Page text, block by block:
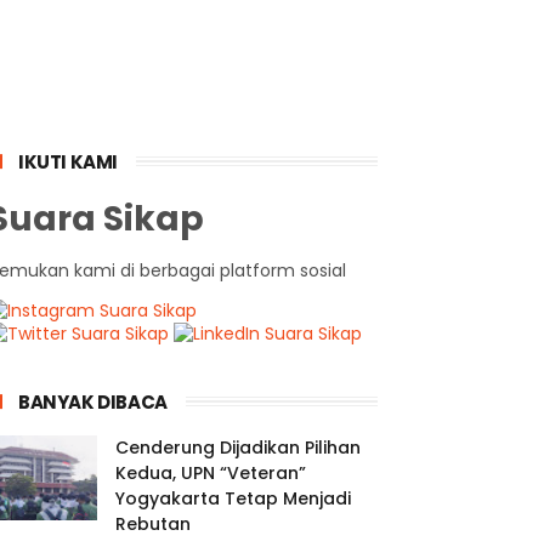
IKUTI KAMI
Sikap
kami di berbagai platform sosial
BANYAK DIBACA
Cenderung Dijadikan Pilihan
Kedua, UPN “Veteran”
Yogyakarta Tetap Menjadi
Rebutan